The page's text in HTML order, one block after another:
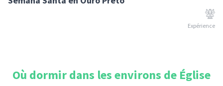
Expérience
Où dormir dans les environs de Église